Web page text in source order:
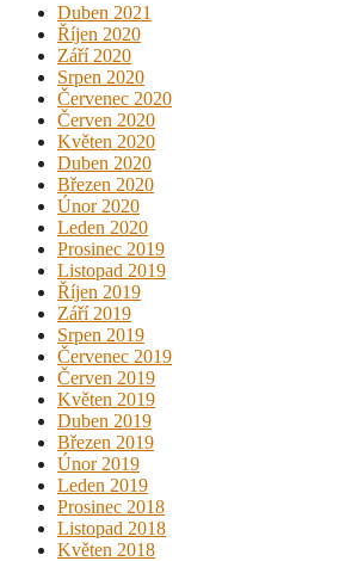
Duben 2021
Říjen 2020
Září 2020
Srpen 2020
Červenec 2020
Červen 2020
Květen 2020
Duben 2020
Březen 2020
Únor 2020
Leden 2020
Prosinec 2019
Listopad 2019
Říjen 2019
Září 2019
Srpen 2019
Červenec 2019
Červen 2019
Květen 2019
Duben 2019
Březen 2019
Únor 2019
Leden 2019
Prosinec 2018
Listopad 2018
Květen 2018